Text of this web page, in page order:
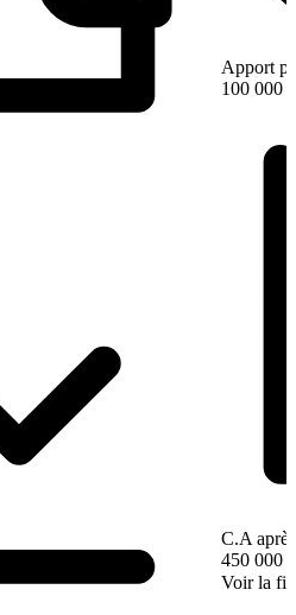
Apport
100 000 €
C.A
450 000 €
Voir la